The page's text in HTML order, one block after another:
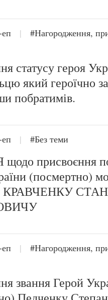
|
#Нагородження,
статусу героя
який героїчно
побратимів.
| #Без теми
присвоєння
(посмертно)
КРАВЧЕНКУ
|
#Нагородження,
звання Герой